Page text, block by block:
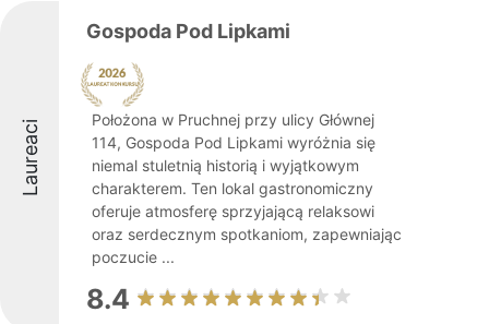
Laureaci
Gospoda Pod Lipkami
Położona w Pruchnej przy ulicy Głównej
114, Gospoda Pod Lipkami wyróżnia się
niemal stuletnią historią i wyjątkowym
charakterem. Ten lokal gastronomiczny
oferuje atmosferę sprzyjającą relaksowi
oraz serdecznym spotkaniom, zapewniając
poczucie ...
8.4